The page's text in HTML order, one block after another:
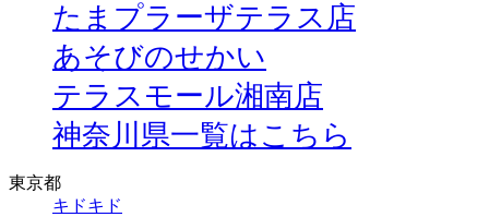
たまプラーザテラス店
あそびのせかい
テラスモール湘南店
神奈川県一覧はこちら
東京都
キドキド